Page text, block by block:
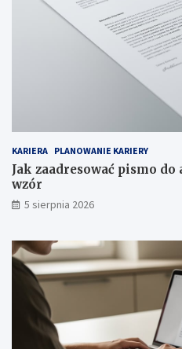
KARIERA PLANOWANIE KARIERY
Jak zaadresować pismo
wzór
5 sierpnia 2026